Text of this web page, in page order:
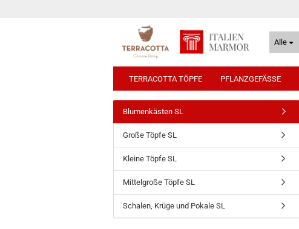
Alle
TERRACOTTA TÖPFE PFLANZGEFÄSSE
Blumenkästen SL
Große Töpfe SL
Kleine Töpfe SL
Mittelgroße Töpfe SL
Schalen, Krüge und Pokale SL